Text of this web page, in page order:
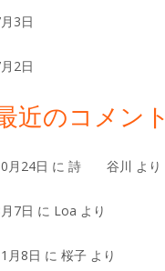
3日
2日
近のコメント
月24日 に詩 谷川 より
7日 に Loa より
月8日 に桜子 より